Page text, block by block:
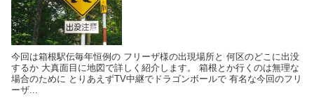
今回は箱根駅伝毎年恒例の フリーザ様の出現場所と 何区のどこに出没
するか 大真面目に地図で詳しく紹介します。 箱根とか行くのは無理な
場合のために とりあえずTV中継でドラゴンボールで 有名な今回のフリ
ーザ...